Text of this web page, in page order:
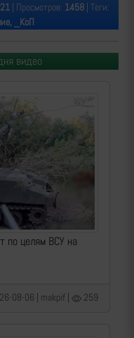
| Просмотров: 1458 | Теги:
_КоП
видео
по целям ВСУ на
08-06 | makpif | 259